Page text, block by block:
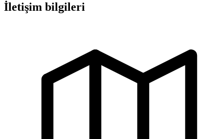
İletişim bilgileri